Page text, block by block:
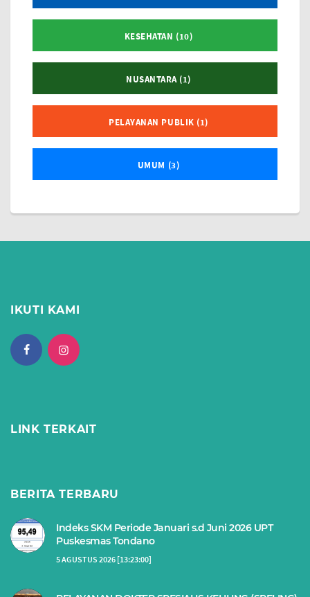
KESEHATAN (10)
NUSANTARA (1)
PELAYANAN PUBLIK (1)
UMUM (3)
IKUTI KAMI
LINK TERKAIT
BERITA TERBARU
Indeks SKM Periode Januari s.d Juni 2026 UPT
Puskesmas Tondano
5 AGUSTUS 2026 [13:23:00]